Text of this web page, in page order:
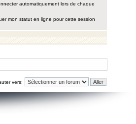
automatiquement lors de chaque
mon statut en ligne pour cette session
vers: